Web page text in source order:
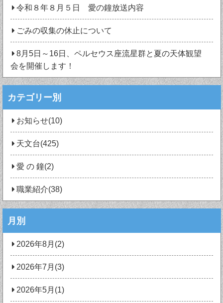
令和８年８月５日 愛の鐘放送内容
ごみの収集の休止について
8月5日～16日、ペルセウス座流星群と夏の天体観望
会を開催します！
カテゴリー別
お知らせ(10)
天文台(425)
愛 の 鐘(2)
職業紹介(38)
月別
2026年8月(2)
2026年7月(3)
2026年5月(1)